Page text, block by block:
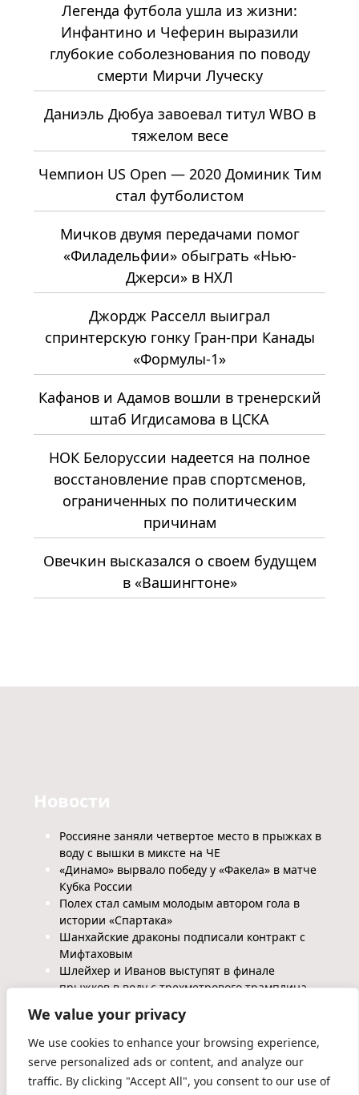
We value your privacy
We use cookies to enhance your browsing experience,
serve personalized ads or content, and analyze our
traffic. By clicking "Accept All", you consent to our use of
Легенда футбола ушла из жизни:
Инфантино и Чеферин выразили
глубокие соболезнования по поводу
смерти Мирчи Луческу
Даниэль Дюбуа завоевал титул WBO в
тяжелом весе
Чемпион US Open — 2020 Доминик Тим
стал футболистом
Мичков двумя передачами помог
«Филадельфии» обыграть «Нью-
Джерси» в НХЛ
Джордж Расселл выиграл
спринтерскую гонку Гран-при Канады
«Формулы-1»
Кафанов и Адамов вошли в тренерский
штаб Игдисамова в ЦСКА
НОК Белоруссии надеется на полное
восстановление прав спортсменов,
ограниченных по политическим
причинам
Овечкин высказался о своем будущем
в «Вашингтоне»
Новости
Россияне заняли четвертое место в прыжках в
воду с вышки в миксте на ЧЕ
«Динамо» вырвало победу у «Факела» в матче
Кубка России
Полех стал самым молодым автором гола в
истории «Спартака»
Шанхайские драконы подписали контракт с
Мифтаховым
Шлейхер и Иванов выступят в финале
прыжков в воду с трехметрового трамплина